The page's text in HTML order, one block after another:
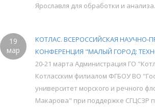
Ярославля для обработки и анализа.
19
мар
КОТЛАС. ВСЕРОССИЙСКАЯ НАУЧНО-
КОНФЕРЕНЦИЯ "МАЛЫЙ ГОРОД:
20-21 марта Администрация ГО
Котласским филиалом ФГБОУ ВО
университет морского и речного
Макарова" при поддержке СГЦСЗР